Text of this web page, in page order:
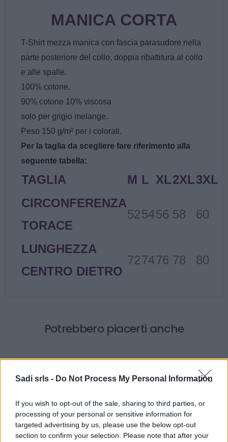
Sadi srls - Do Not Process My Personal Information
If you wish to opt-out of the sale, sharing to third parties, or
processing of your personal or sensitive information for
targeted advertising by us, please use the below opt-out
section to confirm your selection. Please note that after your
MANICA CORTA
T-Shirt mezza manica con fascia parasudore nella
parte posteriore del collo, doppia ribattitura al collo
e alle spalle.
100% cotone.
90% cotone 10% viscosa
solo per grigio melange.
Peso 150 g/m² per i colorati.
Per la taglia da scegliere fare riferimento alla
seguente tabella:
TAGLIA M L XL2XL3XL
CIRCONFERENZA
TORACE
525456 58 60
LUNGHEZZA
CENTRO DIETRO
727476 78 80
Potrebbero piacerti anche